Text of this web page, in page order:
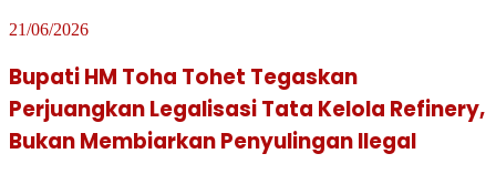
21/06/2026
Bupati HM Toha Tohet Tegaskan
Perjuangkan Legalisasi Tata Kelola Refinery,
Bukan Membiarkan Penyulingan Ilegal